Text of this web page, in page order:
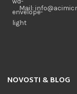
Mail:
NOVOSTI & BLOG